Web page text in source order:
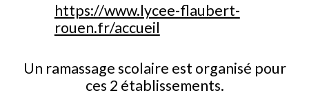
https://www.lycee-flaubert-
rouen.fr/accueil
Un ramassage scolaire est organisé pour
ces 2 établissements.